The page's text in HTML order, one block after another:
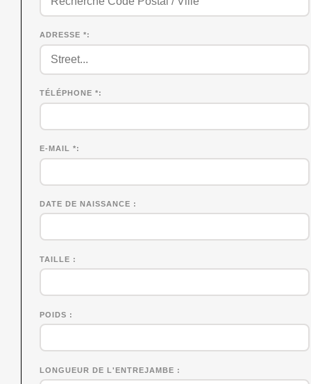
ADRESSE *
TÉLÉPHONE *
E-MAIL *
DATE DE NAISSANCE
TAILLE
POIDS
LONGUEUR DE L'ENTREJAMBE